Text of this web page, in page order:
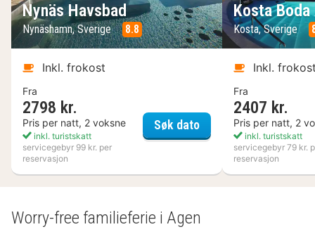
Nynäs Havsbad
Nynäshamn, Sverige 8.8
Inkl. frokost
Fra
2798 kr.
Pris per natt, 2 voksne
inkl. turistskatt
servicegebyr 99 kr. per
reservasjon
Søk datoNynäs Havsbad
Kosta
Kosta, Sverige
Inkl.
Fra
2407 kr.
Pris per natt, 2
inkl. turistskatt
servicegebyr 79 kr.
reservasjon
Worry-free familieferie i Agen